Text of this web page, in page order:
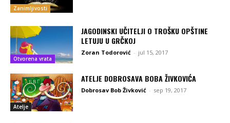
Zanimljivosti
Otvorena vrata
JAGODINSKI UČITELJI O TROŠKU OPŠTINE
LETUJU U GRČKOJ
Zoran Todorović - jul 15, 2017
Atelje
ATELJE DOBROSAVA BOBA ŽIVKOVIĆA
Dobrosav Bob Živković - sep 19, 2017